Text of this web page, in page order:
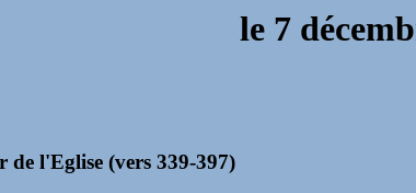
le 7
de l'Eglise (vers 339-397)